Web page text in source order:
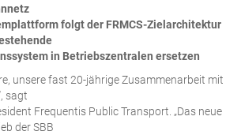
folgt der FRMCS-Zielarchitektur
in Betriebszentralen ersetzen
unsere fast 20-jährige Zusammenarbeit mit
sagt
Frequentis Public Transport. „Das neue
der SBB